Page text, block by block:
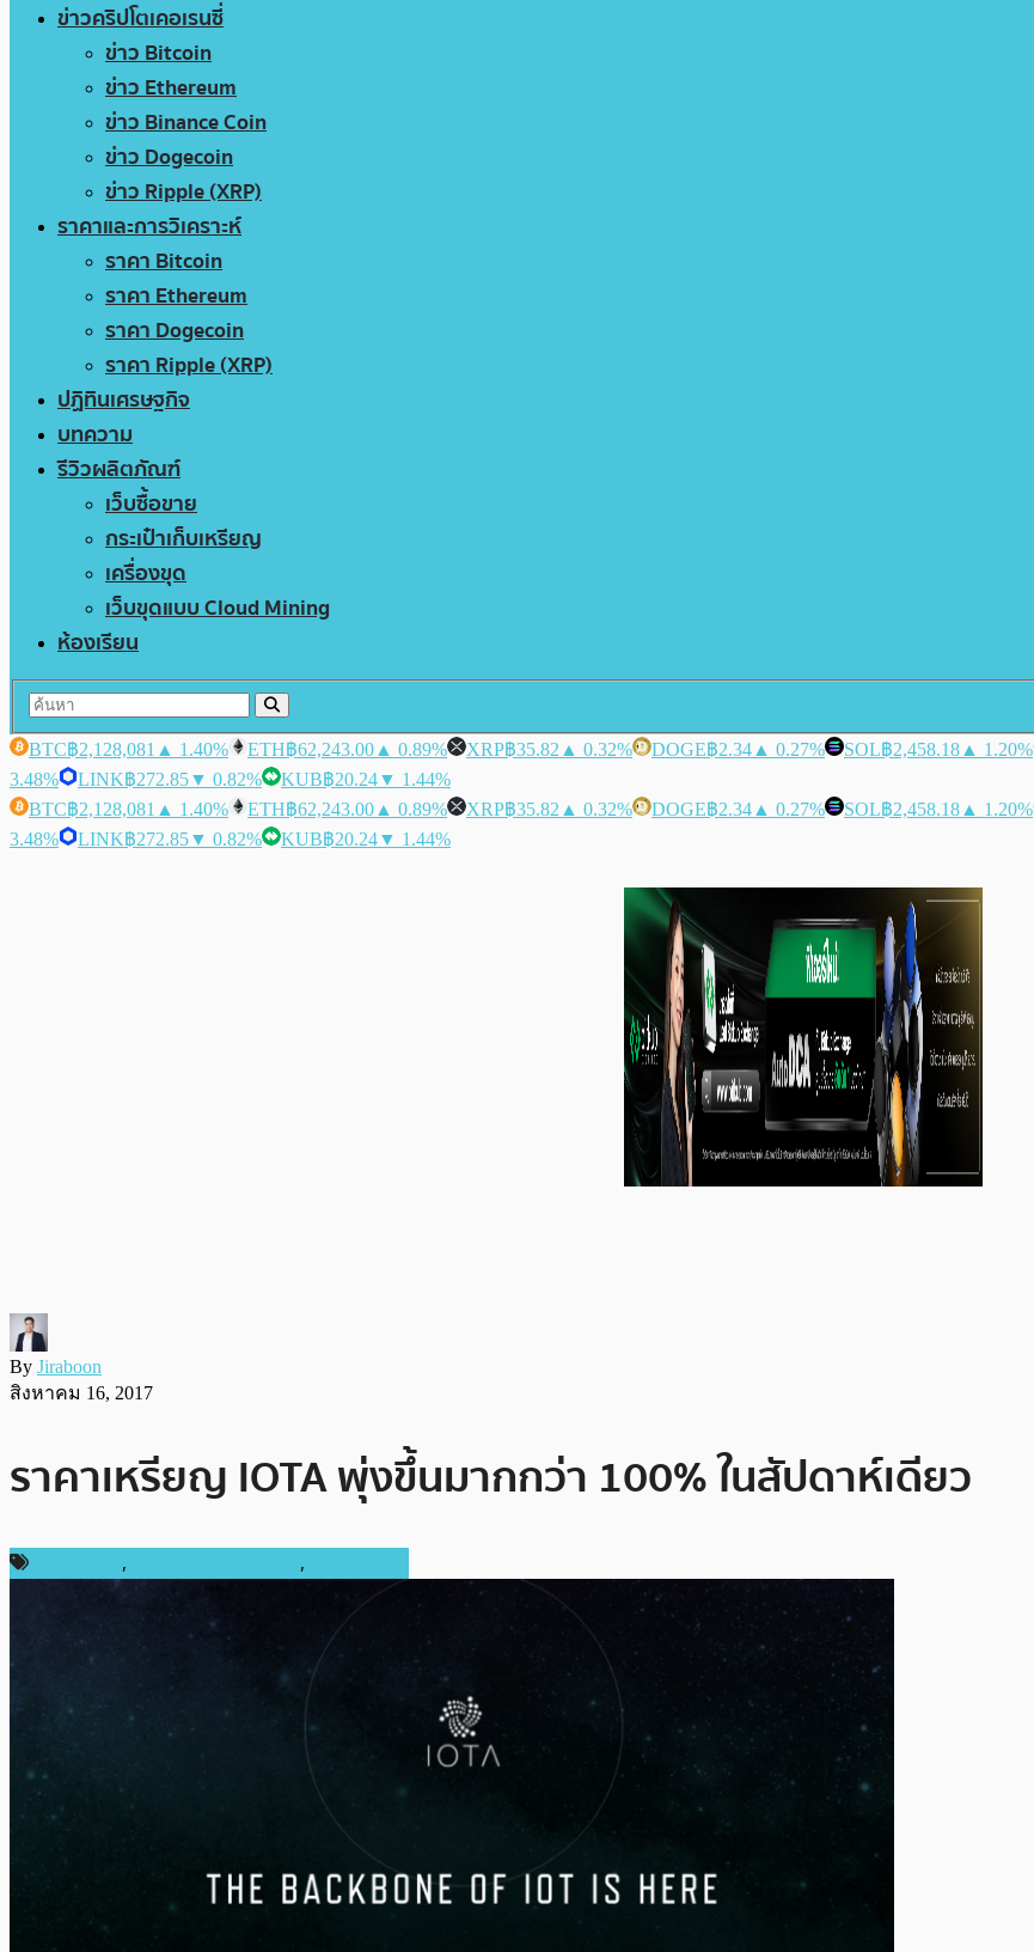
ข่าวคริปโตเคอเรนซี่
ข่าว Bitcoin
ข่าว Ethereum
ข่าว Binance Coin
ข่าว Dogecoin
ข่าว Ripple (XRP)
ราคาและการวิเคราะห์
ราคา Bitcoin
ราคา Ethereum
ราคา Dogecoin
ราคา Ripple (XRP)
ปฏิทินเศรษฐกิจ
บทความ
รีวิวผลิตภัณฑ์
เว็บซื้อขาย
กระเป๋าเก็บเหรียญ
เครื่องขุด
เว็บขุดแบบ Cloud Mining
ห้องเรียน
BTC฿2,128,081 ▲ 1.40% ETH฿62,243.00 ▲ 0.89% XRP฿35.82 ▲ 0.32% DOGE฿2.34 ▲ 0.27% SOL฿2,458.18 ▲ 1.20%
3.48%
LINK฿272.85▼ 0.82% KUB฿20.24▼ 1.44%
BTC฿2,128,081 ▲ 1.40% ETH฿62,243.00 ▲ 0.89% XRP฿35.82 ▲ 0.32% DOGE฿2.34 ▲ 0.27% SOL฿2,458.18 ▲ 1.20%
3.48%
LINK฿272.85▼ 0.82% KUB฿20.24▼ 1.44%
By Jiraboon
สิงหาคม 16, 2017
ราคาเหรียญ IOTA พุ่งขึ้นมากกว่า 100% ในสัปดาห์เดียว
, ,